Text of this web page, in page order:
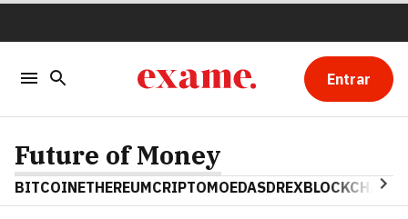
Entrar
Future of Money
BITCOINETHEREUMCRIPTOMOEDASDREXBLOCKCHAIN